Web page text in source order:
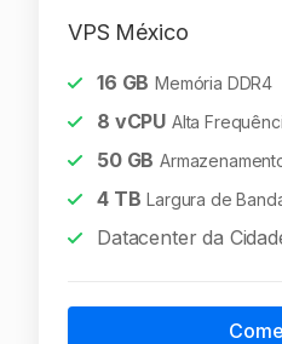
VPS México
16 GB Memória DDR4
8 vCPU Alta
50GB
4TB Largura de
Datacenter da